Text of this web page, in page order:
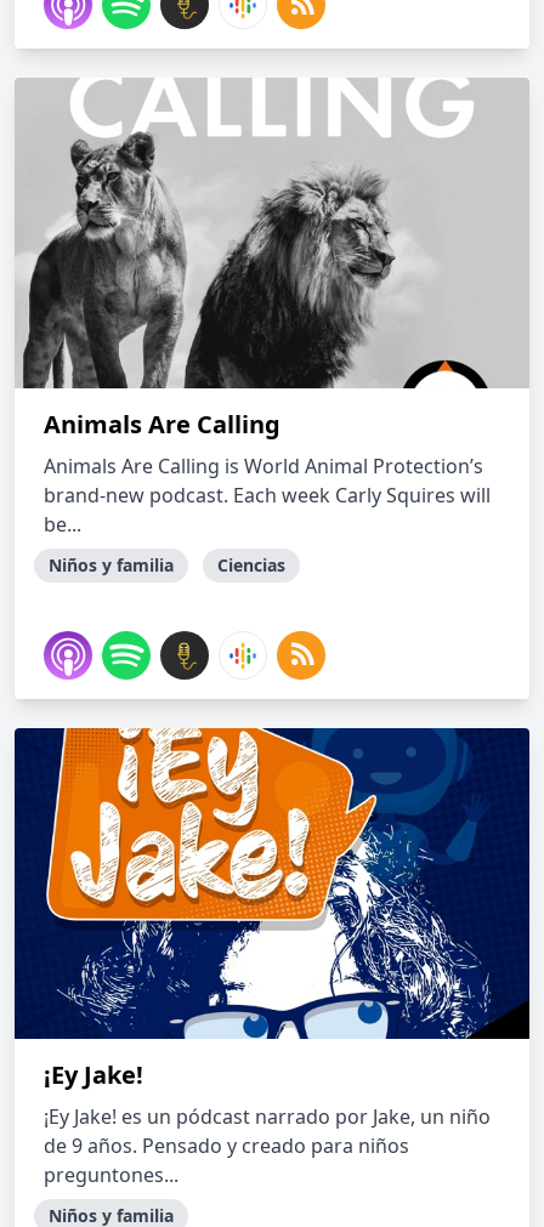
Animals Are Calling
Animals Are Calling is World Animal Protection’s
brand-new podcast. Each week Carly Squires will
be...
Niños y familia Ciencias
¡Ey Jake!
¡Ey Jake! es un pódcast narrado por Jake, un niño
de 9 años. Pensado y creado para niños
preguntones...
Niños y familia